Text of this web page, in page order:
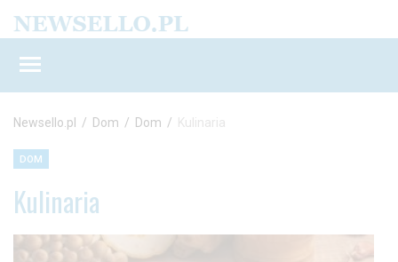
Newsello.pl / Dom / Dom / Kulinaria
DOM
Kulinaria